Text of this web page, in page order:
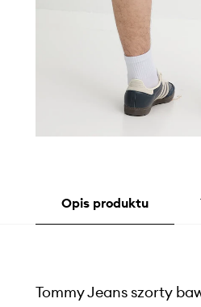
Opis produktu
Tommy Jeans szorty